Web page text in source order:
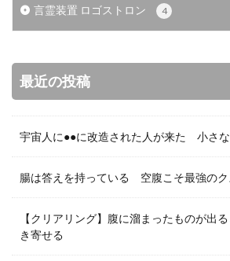
言霊装置 ロゴストロン 4
最近の投稿
宇宙人に●●に改造された人が来た 小さ
腸は答えを持っている 空腹こそ最強のク
【クリアリング】腹に溜まったものが出
き寄せる